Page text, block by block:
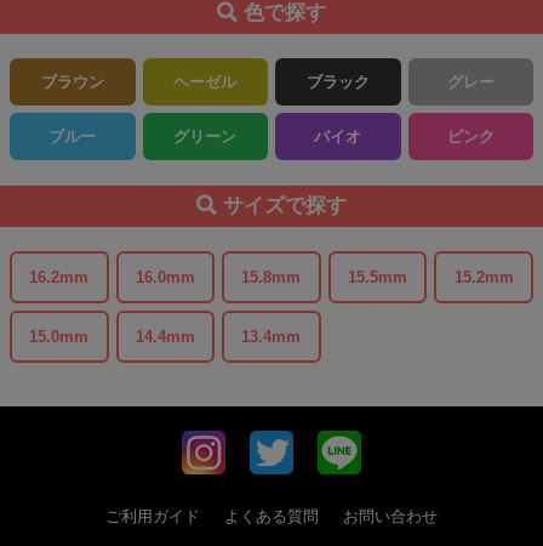
色で探す
ブラウン ヘーゼル ブラック グレー
ブルー グリーン バイオ ピンク
サイズで探す
16.2mm 16.0mm 15.8mm 15.5mm 15.2mm
15.0mm 14.4mm 13.4mm
ご利用ガイド よくある質問 お問い合わせ